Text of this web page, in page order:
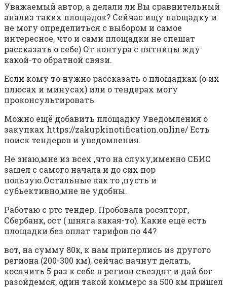
Уважаемый автор, а делали ли Вы сравнительный
анализ таких площадок? Сейчас ищу площадку и
не могу определиться с выбором и самое
интересное, что и сами площадки не спешат
рассказать о себе) От контура с пятницы жду
какой-то обратной связи.
Если кому то нужно рассказать о площадках (о их
плюсах и минусах) или о тендерах могу
проконсультировать
Можно ещё добавить площадку Уведомления о
закупках https://zakupkinotification.online/ Есть
поиск тендеров и уведомления.
Не знаю,мне из всех ,что на слуху,именно СБИС
зашел с самого начала и до сих пор
пользую.Остальные как то ,пусть и
субьективно,мне не удобны.
Работаю с ртс тендер. Пробовала росэлторг,
Сбербанк, ост ( шняга какая-то). Какие ещё есть
площадки без оплат тарифов по 44?
вот, на сумму 80к, к нам приперлись из другого
региона (200-300 км), сейчас начнут делать,
косячить 5 раз к себе в регион съездят и дай бог
разойдемся, один такой коммерс за 500 км пришел